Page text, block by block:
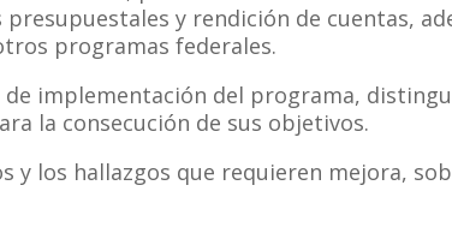
y rendición de cuentas,
programas federales.
implementación del programa,
la consecución de sus objetivos.
y los hallazgos que requieren mejora,